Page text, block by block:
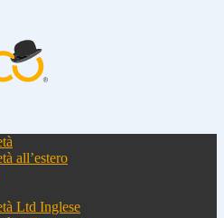
all’estero
Ltd Inglese